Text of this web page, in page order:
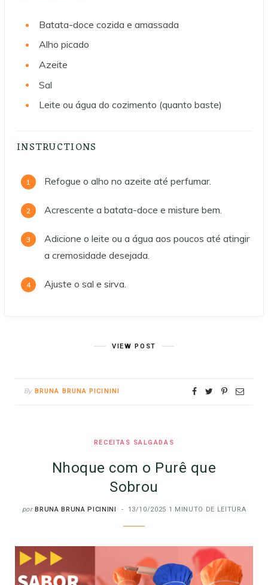
Batata-doce cozida e amassada
Alho picado
Azeite
Sal
Leite ou água do cozimento (quanto baste)
INSTRUCTIONS
Refogue o alho no azeite até perfumar.
Acrescente a batata-doce e misture bem.
Adicione o leite ou a água aos poucos até atingir
a cremosidade desejada.
Ajuste o sal e sirva.
VIEW POST
By BRUNA BRUNA PICININI
RECEITAS SALGADAS
Nhoque com o Purê que
Sobrou
por BRUNA BRUNA PICININI 13/10/2025 1 MINUTO DE LEITURA